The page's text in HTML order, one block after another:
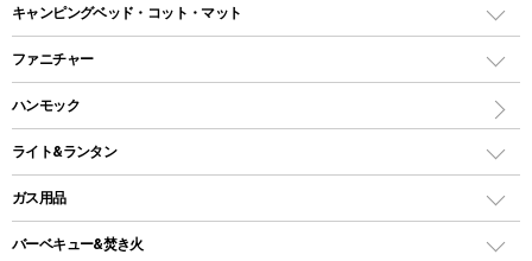
ツールームテント
ワンポールテント
シェルターテント
ロッジ型・オリジナルテント
タープ
レクタングラー型（封筒型）シュラフ
インナーシュラフ
キャンピングベッド・コット・マット
キャンピングベッド・コット
インフレータブルマット
ファニチャー
アウトドアテーブル
レジャーシート
ハンモック
ライト&ランタン
LEDランタン
ガスランタン
ガス用品
ガスバーナー
バーベキュー&焚き火